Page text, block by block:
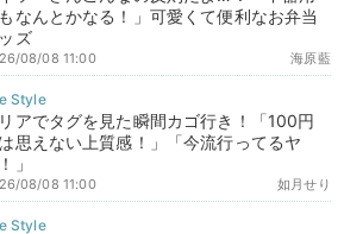
なんとかなる！」可愛くて便利なお弁当
ズ
海原藍
08/08 11:00
アでタグを見た瞬間カゴ行き！「100円
思えない上質感！」「今流行ってるヤ
」
如月せり
08/08 11:00